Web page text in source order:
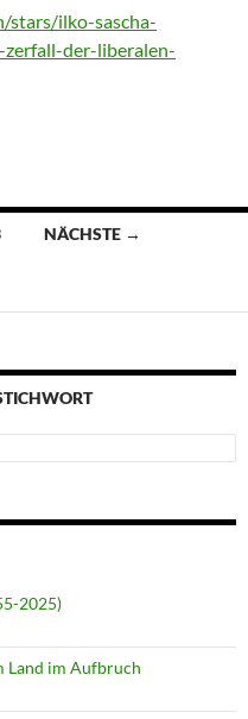
stars/ilko-sascha-
der-liberalen-
NÄCHSTE →
2025)
Land im Aufbruch